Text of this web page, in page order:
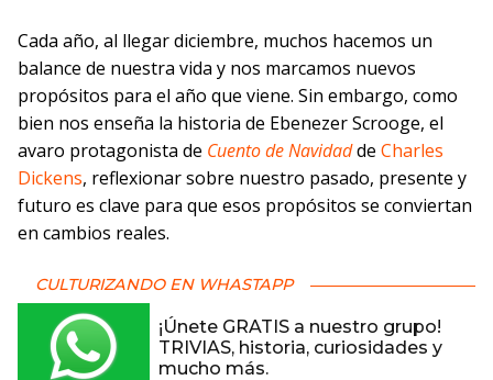
Cada año, al llegar diciembre, muchos hacemos un
balance de nuestra vida y nos marcamos nuevos
propósitos para el año que viene. Sin embargo, como
bien nos enseña la historia de Ebenezer Scrooge, el
avaro protagonista de Cuento de Navidadde Charles
Dickens, reflexionar sobre nuestro pasado, presente y
futuro es clave para que esos propósitos se conviertan
en cambios reales.
CULTURIZANDO EN WHASTAPP
¡Únete GRATIS a nuestro grupo!
TRIVIAS, historia, curiosidades y
mucho más.